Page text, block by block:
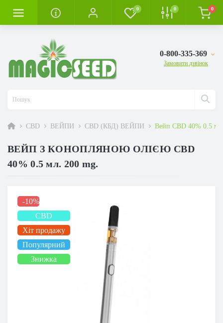
0 0 0
0-800-335-369
Замовити дзвінок
CBD ВЕЙПИ CBD (КБД) ВЕЙПИ Вейп CBD 40% 0.5 мл
ВЕЙП З КОНОПЛЯНОЮ ОЛІЄЮ CBD
40% 0.5 мл. 200 mg.
-10%
CBD
Хіт продажу
Популярний
Знижка